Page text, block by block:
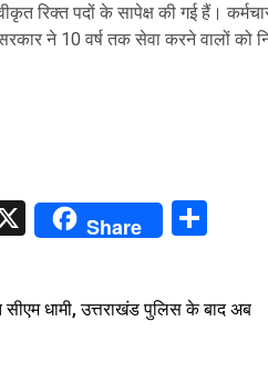
रिक्त पदों के सापेक्ष की गई हैं।
ने 10 वर्ष तक सेवा करने वालों को
X Share
धामी, उत्तराखंड पुलिस के बाद अब